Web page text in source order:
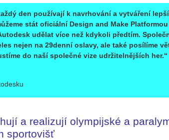
den po­u­ží­va­jí k na­vr­ho­vá­ní a vy­tvá­ře­ní
stát ofi­ci­ál­ní De­sign and Make Plat­for­mou
udě­lat více než kdy­ko­li před­tím.
nejen na 29­den­ní osla­vy, ale také po­sí­lí­me
do naší spo­leč­né vize udr­ži­tel­něj­ších her.“
a re­a­li­zu­jí olym­pij­ské a
spor­to­višť